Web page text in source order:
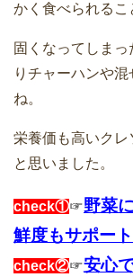
かく食べられるこ
固くなってしま
りチャーハンや
ね。
栄養価も高いク
と思いました。
check①☞野菜
鮮度もサポー
check②☞安心